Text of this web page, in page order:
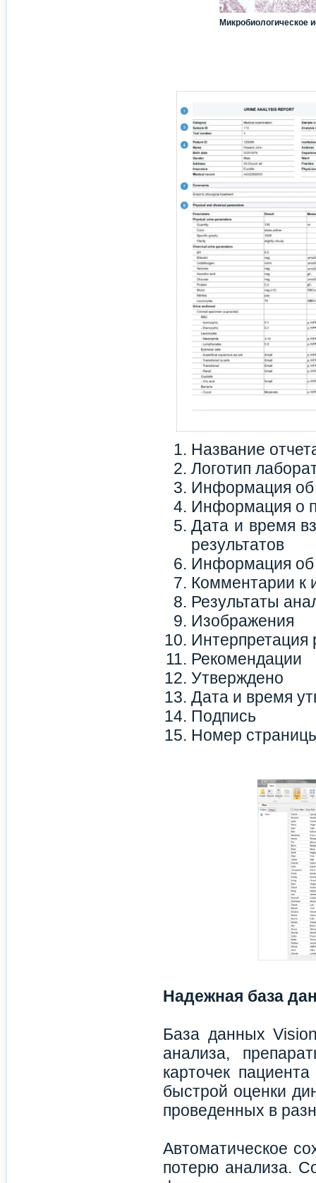
Микробиологическое
Название
Логотип
Информация об
Информация о
Дата и время
результатов
Информация об
Комментарии к
Результаты
Изображения
Интерпретация
Рекомендации
Утверждено
Дата и время
Подпись
Номер
Надежная база
База данных
анализа,
карточек
быстрой оценки
проведенных в
Автоматическое
потерю анализа.